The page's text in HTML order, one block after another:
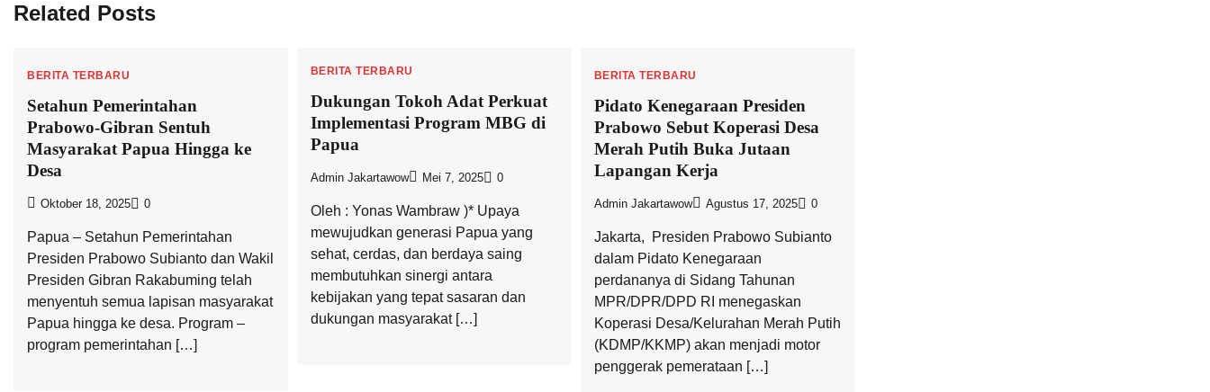
Related Posts
BERITA TERBARU
Setahun Pemerintahan
Prabowo-Gibran Sentuh
Masyarakat Papua Hingga ke
Desa
Oktober 18, 2025 0
Papua – Setahun Pemerintahan
Presiden Prabowo Subianto dan Wakil
Presiden Gibran Rakabuming telah
menyentuh semua lapisan masyarakat
Papua hingga ke desa. Program –
program pemerintahan […]
BERITA TERBARU
Dukungan Tokoh Adat Perkuat
Implementasi Program MBG di
Papua
Admin Jakartawow Mei 7, 2025 0
Oleh : Yonas Wambraw )* Upaya
mewujudkan generasi Papua yang
sehat, cerdas, dan berdaya saing
membutuhkan sinergi antara
kebijakan yang tepat sasaran dan
dukungan masyarakat […]
BERITA TERBARU
Pidato Kenegaraan Presiden
Prabowo Sebut Koperasi Desa
Merah Putih Buka Jutaan
Lapangan Kerja
Admin Jakartawow Agustus 17, 2025 0
Jakarta,  Presiden Prabowo Subianto
dalam Pidato Kenegaraan
perdananya di Sidang Tahunan
MPR/DPR/DPD RI menegaskan
Koperasi Desa/Kelurahan Merah Putih
(KDMP/KKMP) akan menjadi motor
penggerak pemerataan […]